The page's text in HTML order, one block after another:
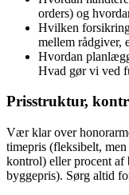
orders) og
Hvilken
mellem rådgiver,
Hvordan
Hvad gør vi ved
Prisstruktur,
Vær klar over
timepris (fleksibelt,
kontrol) eller procent af
byggepris). Sørg altid